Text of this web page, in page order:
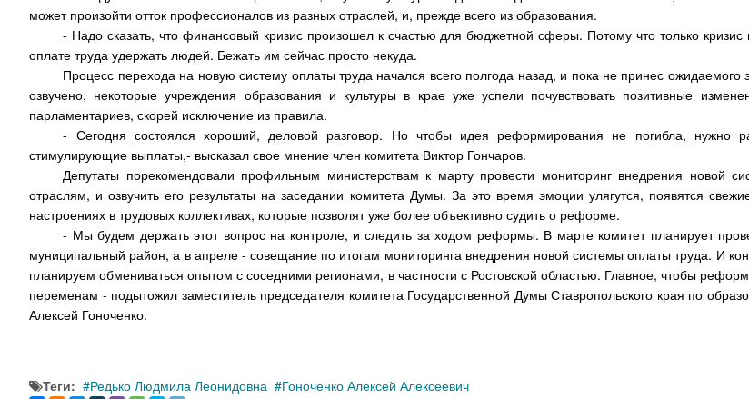
может произойти отток профессионалов из разных отраслей, и, прежде всего из образования.
- Надо сказать, что финансовый кризис произошел к счастью для бюджетной сферы. Потому что только
оплате труда удержать людей. Бежать им сейчас просто некуда.
Процесс перехода на новую систему оплаты труда начался всего полгода назад, и пока не принес
озвучено, некоторые учреждения образования и культуры в крае уже успели почувствовать позитивные
парламентариев, скорей исключение из правила.
- Сегодня состоялся хороший, деловой разговор. Но чтобы идея реформирования не погибла, нужно
стимулирующие выплаты,- высказал свое мнение член комитета Виктор Гончаров.
Депутаты порекомендовали профильным министерствам к марту провести мониторинг внедрения новой
отраслям, и озвучить его результаты на заседании комитета Думы. За это время эмоции улягутся, появятся
настроениях в трудовых коллективах, которые позволят уже более объективно судить о реформе.
- Мы будем держать этот вопрос на контроле, и следить за ходом реформы. В марте комитет планирует
муниципальный район, а в апреле - совещание по итогам мониторинга внедрения новой системы оплаты труда. И
планируем обмениваться опытом с соседними регионами, в частности с Ростовской областью. Главное, чтобы
переменам - подытожил заместитель председателя комитета Государственной Думы Ставропольского края по
Алексей Гоноченко.
Теги:
Редько Людмила Леонидовна Гоноченко Алексей Алексеевич